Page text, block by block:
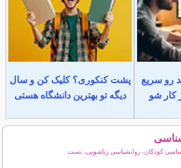
رو سریع
کار شو
پشت کنکوری؟ کلیک کن و سال
دیگه تو بهترین دانشگاه هستی
کودکان، روانشناسی زناشویی، تست